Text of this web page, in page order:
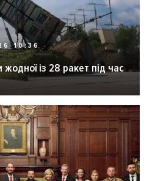
10:36
із 28 ракет під час